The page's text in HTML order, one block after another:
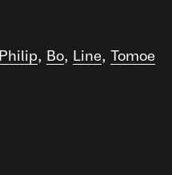
Philip, Bo, Line, Tomoe